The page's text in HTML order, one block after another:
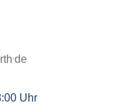
.de
Uhr